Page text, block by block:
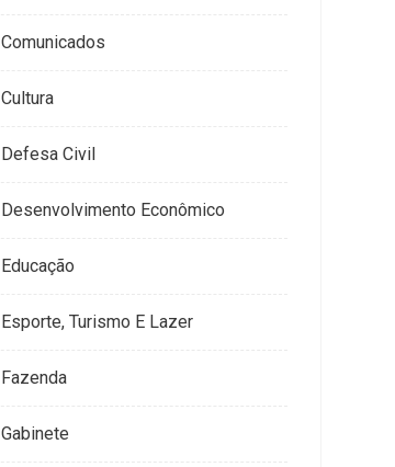
Comunicados
Cultura
Defesa Civil
Desenvolvimento Econômico
Educação
Esporte, Turismo E Lazer
Fazenda
Gabinete